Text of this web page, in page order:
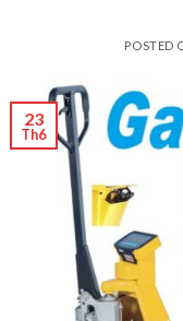
POSTED
23
Th6